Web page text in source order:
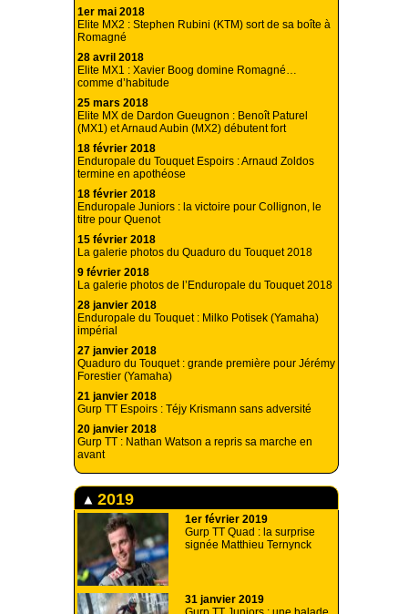
1er mai 2018
Elite MX2 : Stephen Rubini (KTM) sort de sa boîte à
Romagné
28 avril 2018
Elite MX1 : Xavier Boog domine Romagné…
comme d’habitude
25 mars 2018
Elite MX de Dardon Gueugnon : Benoît Paturel
(MX1) et Arnaud Aubin (MX2) débutent fort
18 février 2018
Enduropale du Touquet Espoirs : Arnaud Zoldos
termine en apothéose
18 février 2018
Enduropale Juniors : la victoire pour Collignon, le
titre pour Quenot
15 février 2018
La galerie photos du Quaduro du Touquet 2018
9 février 2018
La galerie photos de l’Enduropale du Touquet 2018
28 janvier 2018
Enduropale du Touquet : Milko Potisek (Yamaha)
impérial
27 janvier 2018
Quaduro du Touquet : grande première pour Jérémy
Forestier (Yamaha)
21 janvier 2018
Gurp TT Espoirs : Téjy Krismann sans adversité
20 janvier 2018
Gurp TT : Nathan Watson a repris sa marche en
avant
2019
1er février 2019
Gurp TT Quad : la surprise
signée Matthieu Ternynck
31 janvier 2019